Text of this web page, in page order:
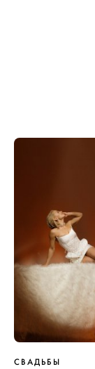
СВАДЬБЫ